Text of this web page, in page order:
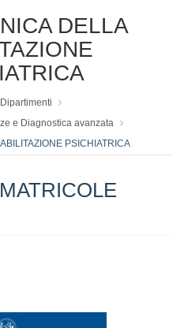
DELLA
Dipartimenti
e Diagnostica avanzata
PSICHIATRICA